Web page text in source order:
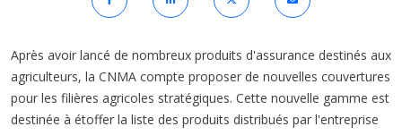
Après avoir lancé de nombreux produits d'assurance destinés aux
agriculteurs, la CNMA compte proposer de nouvelles couvertures
pour les filières agricoles stratégiques. Cette nouvelle gamme est
destinée à étoffer la liste des produits distribués par l'entreprise